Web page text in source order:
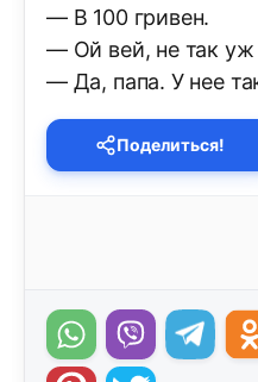
— В 100 гривен.
— Ой вей, не так уж
— Да, папа. У нее
Поделиться!